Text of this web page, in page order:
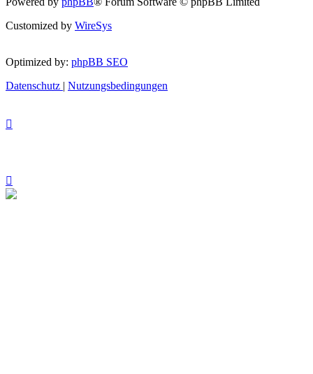
Customized by WireSys
Optimized by: phpBB SEO
Datenschutz | Nutzungsbedingungen